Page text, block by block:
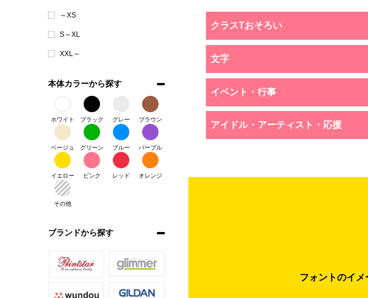
～XS
S～XL
XXL～
本体カラーから探す
ホワイト ブラック グレー ブラウン
ベージュ グリーン ブルー パープル
イエロー ピンク レッド オレンジ
その他
ブランドから探す
クラスTおそろい
文字
イベント・行事
アイドル・アーティスト・応援
フォントのイメ